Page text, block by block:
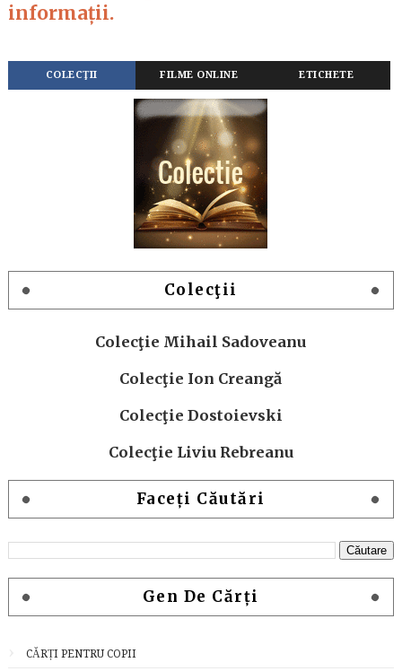
informații.
COLECŢII FILME ONLINE ETICHETE
Colecţii
Colecţie Mihail Sadoveanu
Colecţie Ion Creangă
Colecţie Dostoievski
Colecţie Liviu Rebreanu
Faceți Căutări
Gen De Cărți
CĂRȚI PENTRU COPII